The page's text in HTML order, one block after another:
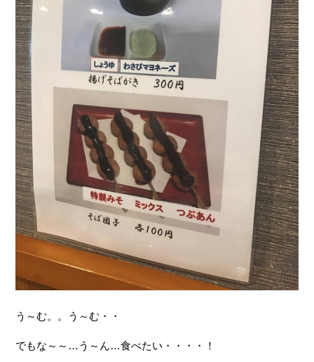
う～む。。う～む・・
でもな～～…う～ん…食べたい・・・・！